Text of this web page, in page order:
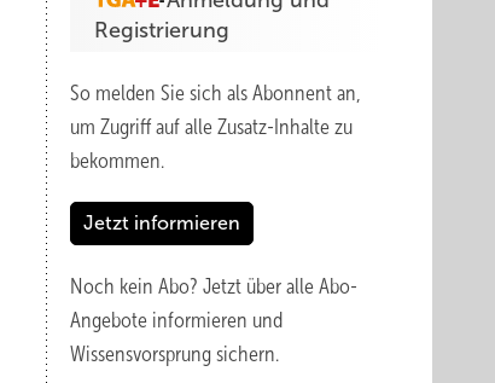
Registrierung
So melden Sie sich als Abonnent an,
um Zugriff auf alle Zusatz-Inhalte zu
bekommen.
Jetzt informieren
Noch kein Abo? Jetzt über alle Abo-
Angebote informieren und
Wissensvorsprung sichern.